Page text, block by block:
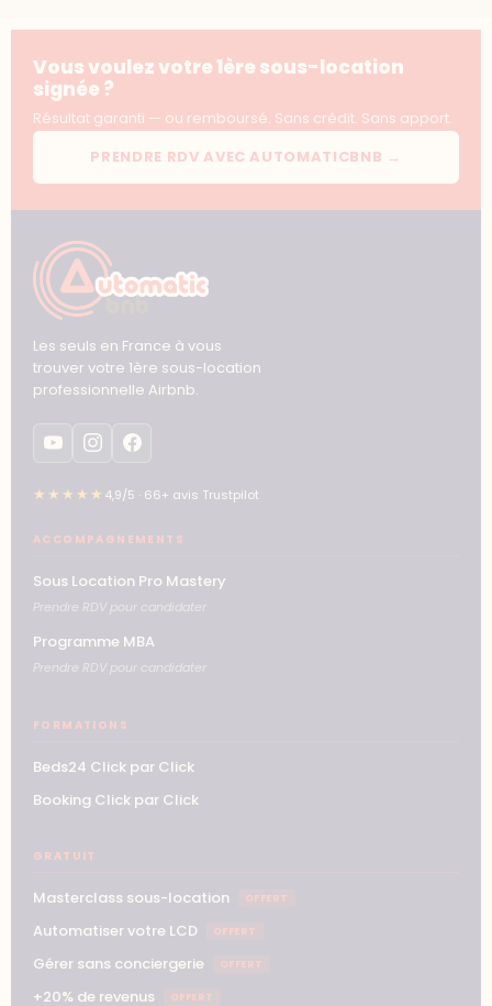
Vous voulez votre 1ère sous-location
signée ?
Résultat garanti — ou remboursé. Sans crédit. Sans apport.
PRENDRE RDV AVEC AUTOMATICBNB →
Les seuls en France à vous
trouver votre 1ère sous-location
professionnelle Airbnb.
★★★★★ 4,9/5 · 66+ avis Trustpilot
ACCOMPAGNEMENTS
Sous Location Pro Mastery
Prendre RDV pour candidater
Programme MBA
Prendre RDV pour candidater
FORMATIONS
Beds24 Click par Click
Booking Click par Click
GRATUIT
Masterclass sous-location OFFERT
Automatiser votre LCD OFFERT
Gérer sans conciergerie OFFERT
+20% de revenus OFFERT